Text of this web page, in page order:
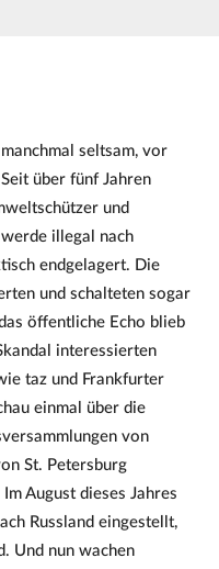
seltsam, vor
über fünf Jahren
und
illegal nach
endgelagert. Die
und schalteten sogar
öffentliche Echo blieb
interessierten
taz und Frankfurter
einmal über die
von
St. Petersburg
August dieses Jahres
Russland eingestellt,
Und nun wachen